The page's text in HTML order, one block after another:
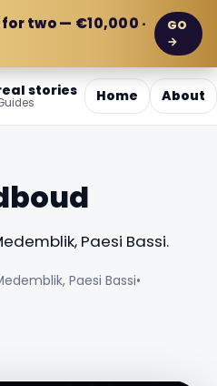
two — €10,000 ·
GO
→
stories Home About
Paesi Bassi.
Paesi Bassi•